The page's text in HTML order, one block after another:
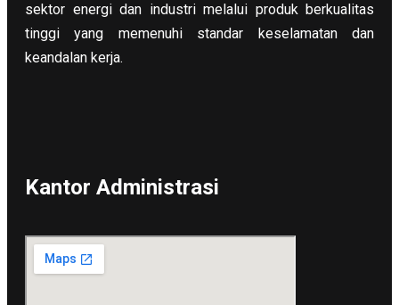
sektor energi dan industri melalui produk berkualitas
tinggi yang memenuhi standar keselamatan dan
keandalan kerja.
Kantor Administrasi